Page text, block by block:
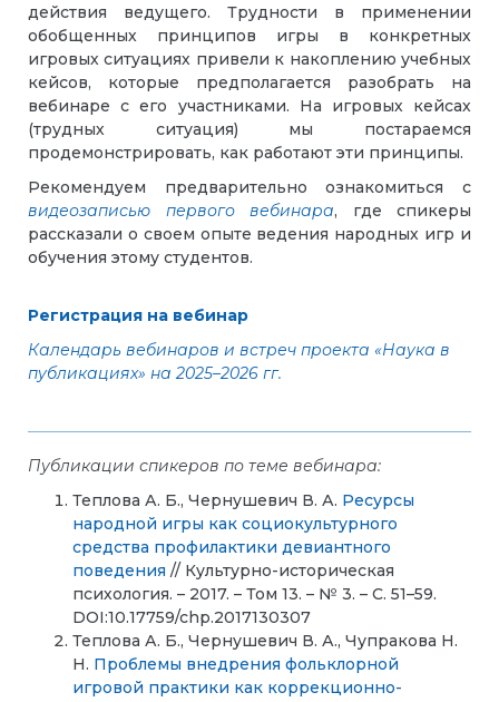
действия ведущего. Трудности в применении
обобщенных принципов игры в конкретных
игровых ситуациях привели к накоплению учебных
кейсов, которые предполагается разобрать на
вебинаре с его участниками. На игровых кейсах
(трудных ситуация) мы постараемся
продемонстрировать, как работают эти принципы.
Рекомендуем предварительно ознакомиться с
видеозаписью первого вебинара, где спикеры
рассказали о своем опыте ведения народных игр и
обучения этому студентов.
Регистрация на вебинар
Календарь вебинаров и встреч проекта «Наука в
публикациях» на 2025–2026 гг.
Публикации спикеров по теме вебинара:
Теплова А. Б., Чернушевич В. А. Ресурсы
народной игры как социокультурного
средства профилактики девиантного
поведения // Культурно-историческая
психология. – 2017. – Том 13. – № 3. – С. 51–59.
DOI:10.17759/chp.2017130307
Теплова А. Б., Чернушевич В. А., Чупракова Н.
Н. Проблемы внедрения фольклорной
игровой практики как коррекционно-